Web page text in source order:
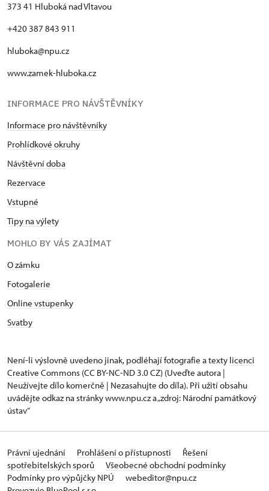
373 41 Hluboká nad Vltavou
+420 387 843 911
hluboka@npu.cz
www.zamek-hluboka.cz
INFORMACE PRO NÁVŠTĚVNÍKY
Informace pro návštěvníky
Prohlídkové okruhy
Návštěvní doba
Rezervace
Vstupné
Tipy na výlety
MOHLO BY VÁS ZAJÍMAT
O zámku
Fotogalerie
Online vstupenky
Svatby
Není-li výslovně uvedeno jinak, podléhají fotografie a texty licenci
Creative Commons (CC BY-NC-ND 3.0 CZ) (Uveďte autora |
Neužívejte dílo komerčně | Nezasahujte do díla). Při užití obsahu
uvádějte odkaz na stránky www.npu.cz a „zdroj: Národní památkový
ústav“
Právní ujednání Prohlášení o přístupnosti
Řešení
spotřebitelských sporů
Všeobecné obchodní podmínky
Podmínky pro výpůjčky NPÚ
webeditor@npu.cz